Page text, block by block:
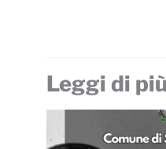
Leggi di